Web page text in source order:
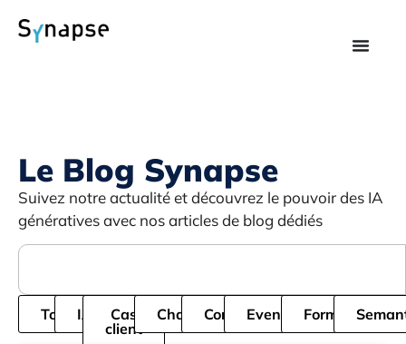
Le Blog Synapse
Suivez notre actualité et découvrez le pouvoir des IA
génératives avec nos articles de blog dédiés
Tous IA
Cas
client
ChatbotCordialEvenementFormation